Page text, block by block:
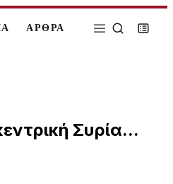
ΑΡΘΡΑ
Συρία...